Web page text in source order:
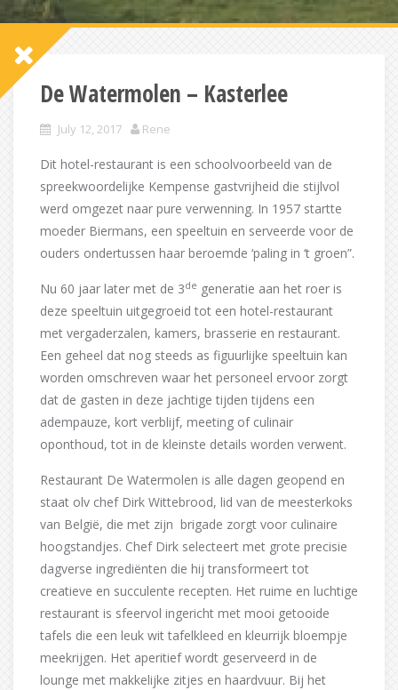
De Watermolen – Kasterlee
July 12, 2017 Rene
Dit hotel-restaurant is een schoolvoorbeeld van de
spreekwoordelijke Kempense gastvrijheid die stijlvol
werd omgezet naar pure verwenning. In 1957 startte
moeder Biermans, een speeltuin en serveerde voor de
ouders ondertussen haar beroemde ‘paling in ‘t groen”.
Nu 60 jaar later met de 3de generatie aan het roer is
deze speeltuin uitgegroeid tot een hotel-restaurant
met vergaderzalen, kamers, brasserie en restaurant.
Een geheel dat nog steeds as figuurlijke speeltuin kan
worden omschreven waar het personeel ervoor zorgt
dat de gasten in deze jachtige tijden tijdens een
adempauze, kort verblijf, meeting of culinair
oponthoud, tot in de kleinste details worden verwent.
Restaurant De Watermolen is alle dagen geopend en
staat olv chef Dirk Wittebrood, lid van de meesterkoks
van België, die met zijn brigade zorgt voor culinaire
hoogstandjes. Chef Dirk selecteert met grote precisie
dagverse ingrediënten die hij transformeert tot
creatieve en succulente recepten. Het ruime en luchtige
restaurant is sfeervol ingericht met mooi getooide
tafels die een leuk wit tafelkleed en kleurrijk bloempje
meekrijgen. Het aperitief wordt geserveerd in de
lounge met makkelijke zitjes en haardvuur. Bij het